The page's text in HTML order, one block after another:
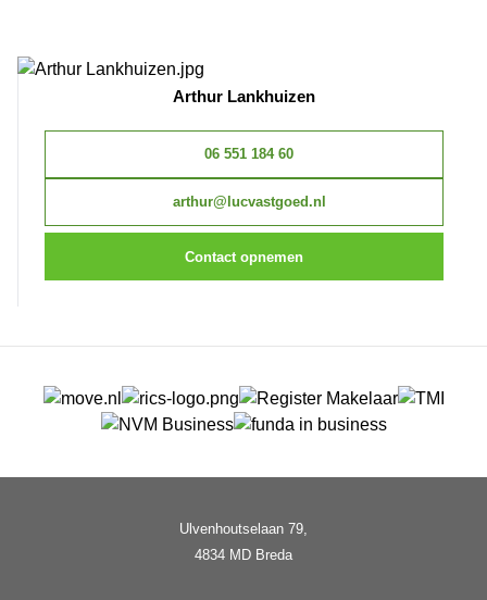
Arthur Lankhuizen
06 551 184 60
arthur@lucvastgoed.nl
Contact opnemen
Ulvenhoutselaan 79,
4834 MD Breda